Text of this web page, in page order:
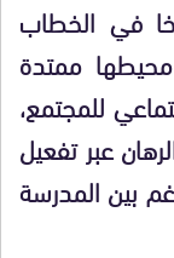
في الخطاب
ممتدة
للمجتمع،
عبر تفعيل
بين المدرسة